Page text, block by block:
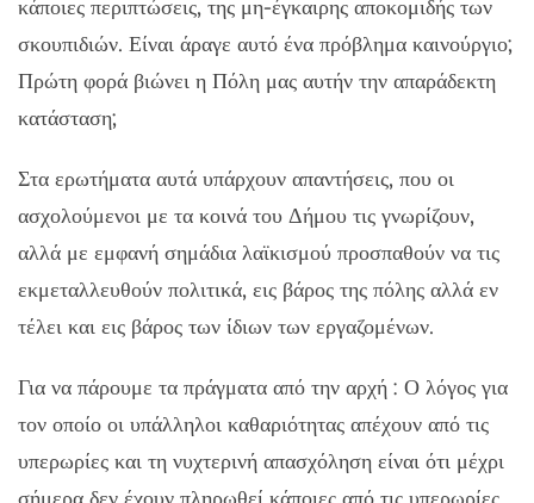
κάποιες περιπτώσεις, της μη-έγκαιρης αποκομιδής των
σκουπιδιών. Είναι άραγε αυτό ένα πρόβλημα καινούργιο;
Πρώτη φορά βιώνει η Πόλη μας αυτήν την απαράδεκτη
κατάσταση;
Στα ερωτήματα αυτά υπάρχουν απαντήσεις, που οι
ασχολούμενοι με τα κοινά του Δήμου τις γνωρίζουν,
αλλά με εμφανή σημάδια λαϊκισμού προσπαθούν να τις
εκμεταλλευθούν πολιτικά, εις βάρος της πόλης αλλά εν
τέλει και εις βάρος των ίδιων των εργαζομένων.
Για να πάρουμε τα πράγματα από την αρχή : Ο λόγος για
τον οποίο οι υπάλληλοι καθαριότητας απέχουν από τις
υπερωρίες και τη νυχτερινή απασχόληση είναι ότι μέχρι
σήμερα δεν έχουν πληρωθεί κάποιες από τις υπερωρίες